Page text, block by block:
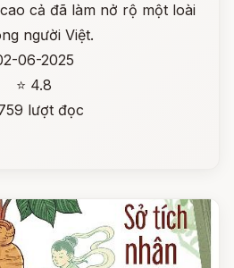
cả đã làm nở rộ một loài
người Việt.
06-2025
⭐ 4.8
lượt đọc